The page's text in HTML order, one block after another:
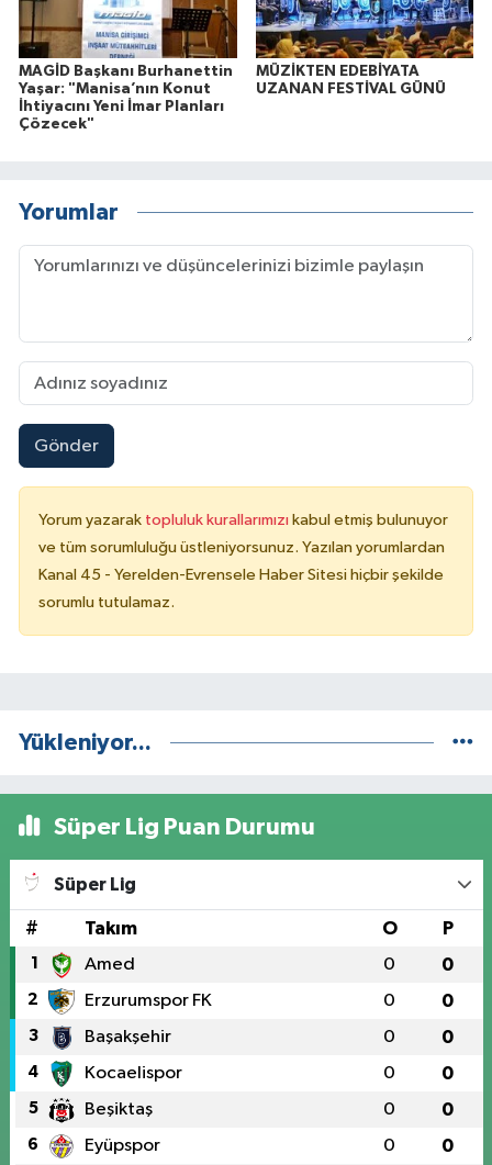
MAGİD Başkanı Burhanettin
Yaşar: "Manisa’nın Konut
İhtiyacını Yeni İmar Planları
Çözecek"
MÜZİKTEN EDEBİYATA
UZANAN FESTİVAL GÜNÜ
Yorumlar
Gönder
Yorum yazarak topluluk kurallarımızı kabul etmiş bulunuyor
ve tüm sorumluluğu üstleniyorsunuz. Yazılan yorumlardan
Kanal 45 - Yerelden-Evrensele Haber Sitesi hiçbir şekilde
sorumlu tutulamaz.
Yükleniyor...
Süper Lig Puan Durumu
Süper Lig
# Takım O P
1 Amed 0 0
2 Erzurumspor FK 0 0
3 Başakşehir 0 0
4 Kocaelispor 0 0
5 Beşiktaş 0 0
6 Eyüpspor 0 0